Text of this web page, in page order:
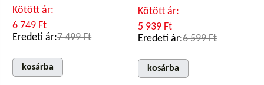
Kötött ár:
6 749 Ft
Eredeti ár:7 499 Ft
kosárba
Kötött ár:
5 939 Ft
Eredeti ár:6 599 Ft
kosárba